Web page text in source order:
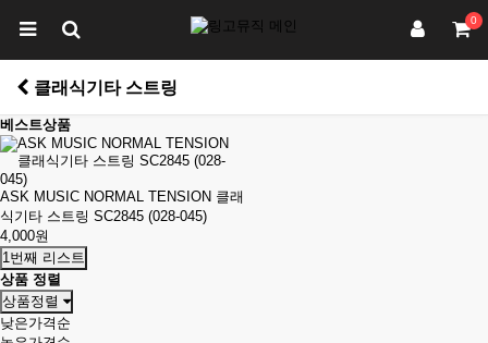
0
클래식기타 스트링
베스트상품
ASK MUSIC NORMAL TENSION 클래
식기타 스트링 SC2845 (028-045)
4,000원
1번째 리스트
상품 정렬
상품정렬
낮은가격순